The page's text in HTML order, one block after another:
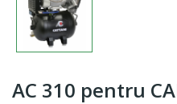
AC 310 pentru